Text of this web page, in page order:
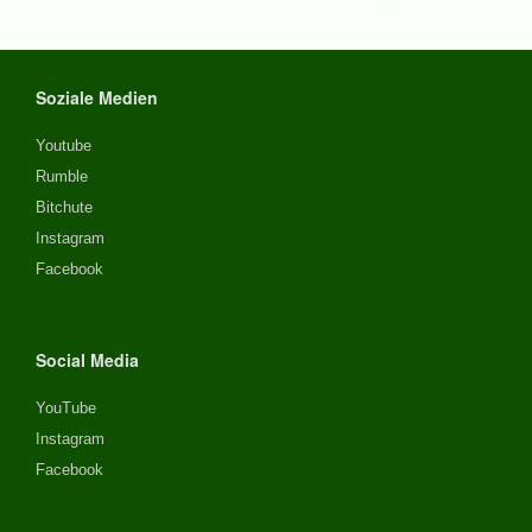
Soziale Medien
Youtube
Rumble
Bitchute
Instagram
Facebook
Social Media
YouTube
Instagram
Facebook